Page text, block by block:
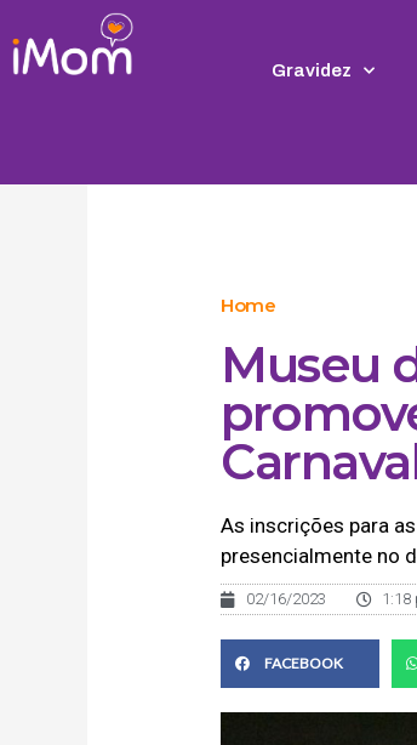
para
Gravidez
Home
Museu
As inscrições para
presencialmente no
02/16/2023 1:18
FACEBOOK